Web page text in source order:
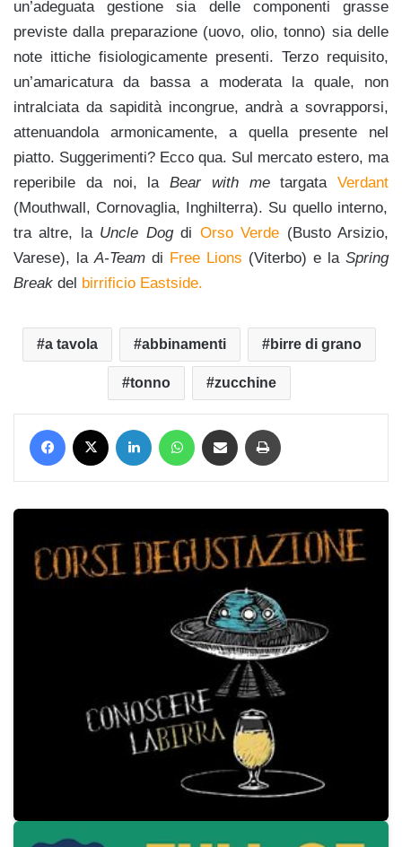
un’adeguata gestione sia delle componenti grasse
previste dalla preparazione (uovo, olio, tonno) sia delle
note ittiche fisiologicamente presenti. Terzo requisito,
un’amaricatura da bassa a moderata la quale, non
intralciata da sapidità incongrue, andrà a sovrapporsi,
attenuandola armonicamente, a quella presente nel
piatto. Suggerimenti? Ecco qua. Sul mercato estero, ma
reperibile da noi, la Bear with metargata Verdant
(Mouthwall, Cornovaglia, Inghilterra). Su quello interno,
tra altre, la Uncle Dogdi Orso Verde (Busto Arsizio,
Varese), la A-Team di Free Lions (Viterbo) e la Spring
Break del birrificio Eastside.
a tavola abbinamenti birre di grano
tonno zucchine
Facebook LinkedIn WhatsApp Condividi via mail